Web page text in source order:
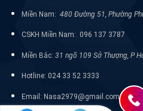
Miền Nam: 480 Đường 51, Phường
CSKH Miền Nam: 096 137 3787
Miền Bắc: 31 ngõ 109 Sở Thượng, P
Hotline: 024 33 52 3333
Email: Nasa2979@gmail.com